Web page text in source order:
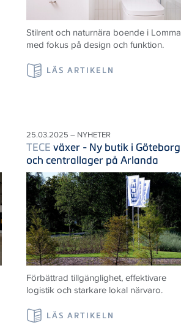
Stilrent och naturnära boende i Lomma
med fokus på design och funktion.
LÄS ARTIKELN
25.03.2025 – NYHETER
TECE växer - Ny butik i Göteborg
och centrallager på Arlanda
Förbättrad tillgänglighet, effektivare
logistik och starkare lokal närvaro.
LÄS ARTIKELN